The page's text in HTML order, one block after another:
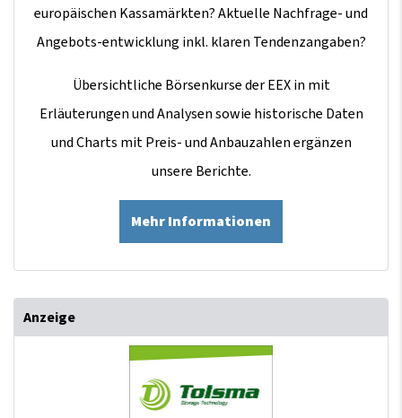
europäischen Kassamärkten? Aktuelle Nachfrage- und
Angebots-entwicklung inkl. klaren Tendenzangaben?
Übersichtliche Börsenkurse der EEX in mit
Erläuterungen und Analysen sowie historische Daten
und Charts mit Preis- und Anbauzahlen ergänzen
unsere Berichte.
Mehr Informationen
Anzeige